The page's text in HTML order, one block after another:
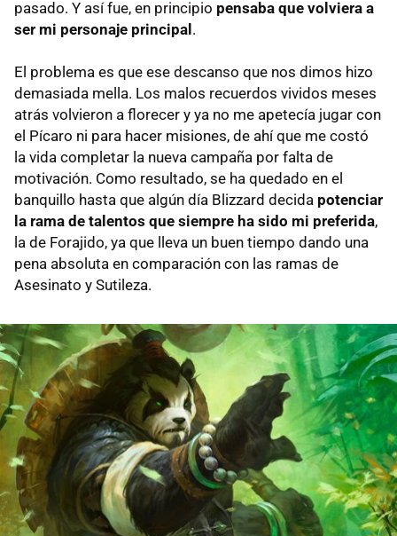
pasado. Y así fue, en principio pensaba que volviera a
ser mi personaje principal.
El problema es que ese descanso que nos dimos hizo
demasiada mella. Los malos recuerdos vividos meses
atrás volvieron a florecer y ya no me apetecía jugar con
el Pícaro ni para hacer misiones, de ahí que me costó
la vida completar la nueva campaña por falta de
motivación. Como resultado, se ha quedado en el
banquillo hasta que algún día Blizzard decida potenciar
la rama de talentos que siempre ha sido mi preferida,
la de Forajido, ya que lleva un buen tiempo dando una
pena absoluta en comparación con las ramas de
Asesinato y Sutileza.